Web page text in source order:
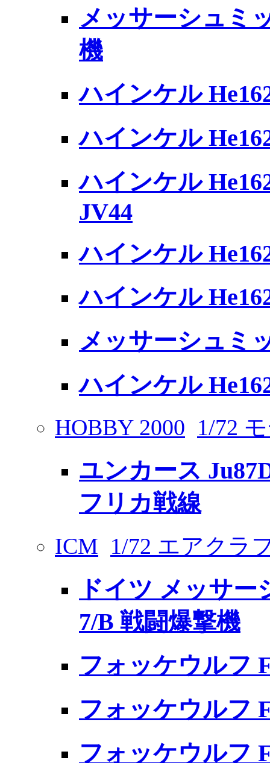
メッサーシュミ
機
ハインケル
ハインケル
ハインケル
JV44
ハインケル
ハインケル
メッサーシュミ
ハインケル
HOBBY 2000 1/72
ユンカース
フリカ戦線
ICM 1/72 エアクラ
ドイツ メッサ
7/B 戦闘爆撃機
フォッケウルフ
フォッケウルフ
フォッケウルフ